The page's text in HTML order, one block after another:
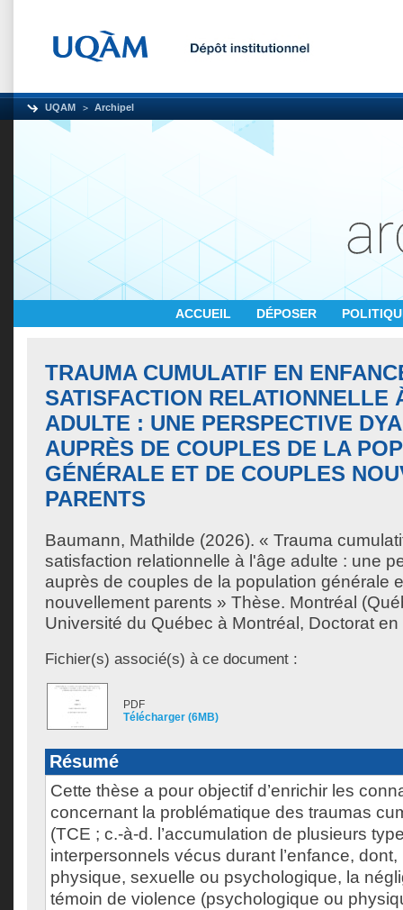
UQAM Archipel
ACCUEIL DÉPOSER
TRAUMA CUMULATIF EN
SATISFACTION RELATIONNELLE
ADULTE : UNE PERSPECTIVE
AUPRÈS DE COUPLES DE LA
GÉNÉRALE ET DE COUPLES
PARENTS
Baumann, Mathilde (2026). « Trauma
satisfaction relationnelle à l'âge adulte : une
auprès de couples de la population générale
nouvellement parents » Thèse. Montréal
Université du Québec à Montréal, Doctorat
Fichier(s) associé(s) à ce document :
PDF
Télécharger (6MB)
Résumé
Cette thèse a pour objectif d’enrichir les
concernant la problématique des traumas
(TCE ; c.-à-d. l’accumulation de plusieurs
interpersonnels vécus durant l’enfance,
physique, sexuelle ou psychologique, la
témoin de violence (psychologique ou